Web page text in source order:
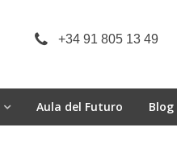
+34 91 805 13 49
Aula del Futuro Blog